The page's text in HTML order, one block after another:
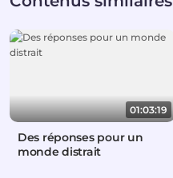
01:03:19
Des réponses pour un
monde distrait